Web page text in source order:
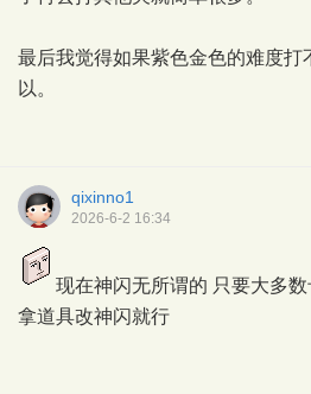
最后我觉得如果紫色金色的难度打
以。
qixinno1
2026-6-2 16:34
现在神闪无所谓的 只要大多
拿道具改神闪就行